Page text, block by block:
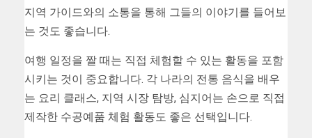
지역 가이드와의 소통을 통해 그들의 이야기를 들어보
는 것도 좋습니다.
여행 일정을 짤 때는 직접 체험할 수 있는 활동을 포함
시키는 것이 중요합니다. 각 나라의 전통 음식을 배우
는 요리 클래스, 지역 시장 탐방, 심지어는 손으로 직접
제작한 수공예품 체험 활동도 좋은 선택입니다.